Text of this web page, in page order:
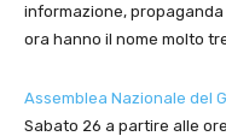
informazione,
ora hanno il nome molto
Assemblea Nazionale del
Sabato 26 a partire alle